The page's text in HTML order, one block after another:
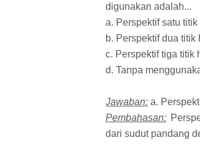
digunakan adalah...
a. Perspektif satu titik
b. Perspektif dua titik
c. Perspektif tiga titik
d. Tanpa
Jawaban: a.
Pembahasan:
dari sudut pandang